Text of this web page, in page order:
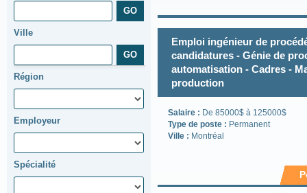
Ville
Région
Employeur
Spécialité
Emploi ingénieur de
candidatures - Génie de
automatisation - Cadres -
production
Salaire : De 85000$ à 125000$
Type de poste : Permanent
Ville : Montréal